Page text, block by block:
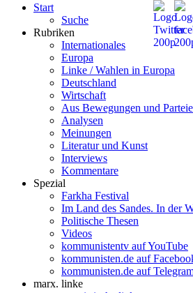
Start
Suche
Rubriken
Internationales
Europa
Linke / Wahlen in Europa
Deutschland
Wirtschaft
Aus Bewegungen und
Analysen
Meinungen
Literatur und Kunst
Interviews
Kommentare
Spezial
Farkha Festival
Im Land des Sandes. In der
Politische Thesen
Videos
kommunistentv auf YouTube
kommunisten.de auf
kommunisten.de auf
marx. linke